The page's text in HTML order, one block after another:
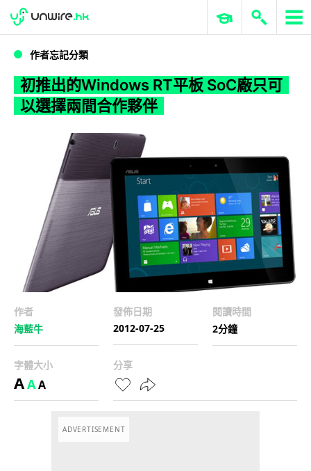
WWDC 2026 ERP 與商業 AI
作者忘記分類
初推出的Windows RT平板 SoC廠只可
以選擇兩間合作夥伴
作者
海藍牛
發佈日期
2012-07-25
閱讀時間
2分鐘
字體大小
AAA
分享
ADVERTISEMENT